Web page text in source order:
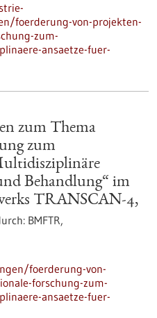
foerderung-von-projekten-
zum-
ansaetze-fuer-
zum Thema
zum
Behandlung“ im
TRANSCAN-4,
BMFTR,
foerderung-von-
forschung-zum-
ansaetze-fuer-